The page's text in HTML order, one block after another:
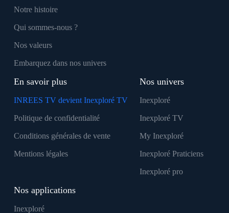
Notre histoire
Qui sommes-nous ?
Nos valeurs
Embarquez dans nos univers
En savoir plus
INREES TV devient Inexploré TV
Politique de confidentialité
Conditions générales de vente
Mentions légales
Nos univers
Inexploré
Inexploré TV
My Inexploré
Inexploré Praticiens
Inexploré pro
Nos applications
Inexploré